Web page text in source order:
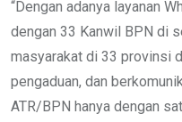
“Dengan adanya layanan
dengan 33 Kanwil BPN di
masyarakat di 33 provinsi
pengaduan, dan
ATR/BPN hanya dengan